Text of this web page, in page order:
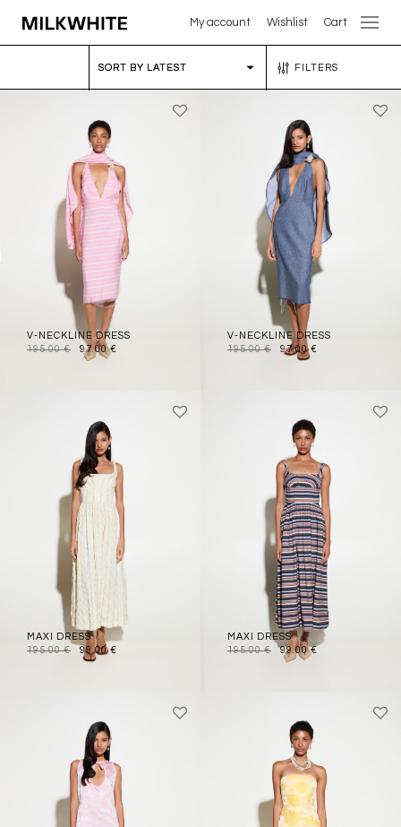
My account Wishlist Cart
FILTERS
V-NECKLINE DRESS
195.00€ 97.00€
V-NECKLINE DRESS
195.00€ 97.00€
MAXI DRESS
195.00€ 99.00€
MAXI DRESS
195.00€ 99.00€